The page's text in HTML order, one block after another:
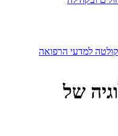
למדעי הרפואה
של